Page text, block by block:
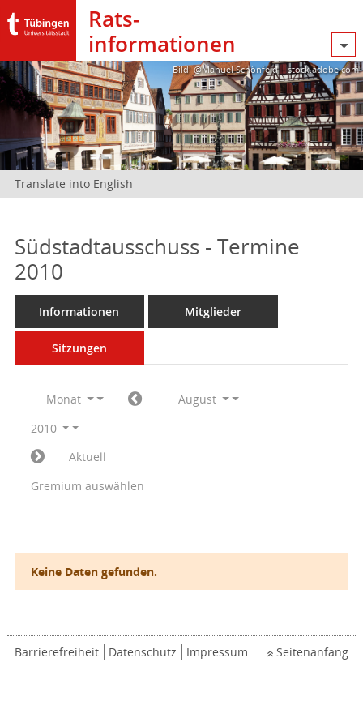
Rats­
informationen
Bild: @Manuel Schönfeld – stock.adobe.com
Translate into English
Südstadtausschuss - Termine
2010
Informationen Mitglieder
Sitzungen
Monat
August
2010
Aktuell
Gremium auswählen
Keine Daten gefunden.
Barrierefreiheit Datenschutz Impressum Seitenanfang